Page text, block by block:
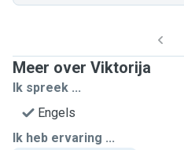
Meer over Viktorija
Ik spreek ...
Engels
Ik heb ervaring ...